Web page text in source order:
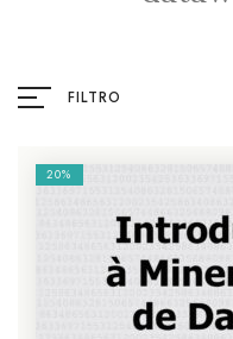
FILTRO
20%